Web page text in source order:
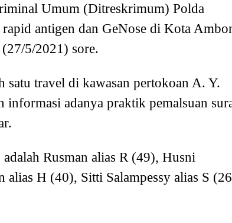
Umum (Ditreskrimum) Polda
antigen dan GeNose di Kota
5/2021) sore.
satu travel di kawasan pertokoan A. Y.
informasi adanya praktik pemalsuan
Rusman alias R (49), Husni
alias H (40), Sitti Salampessy alias S